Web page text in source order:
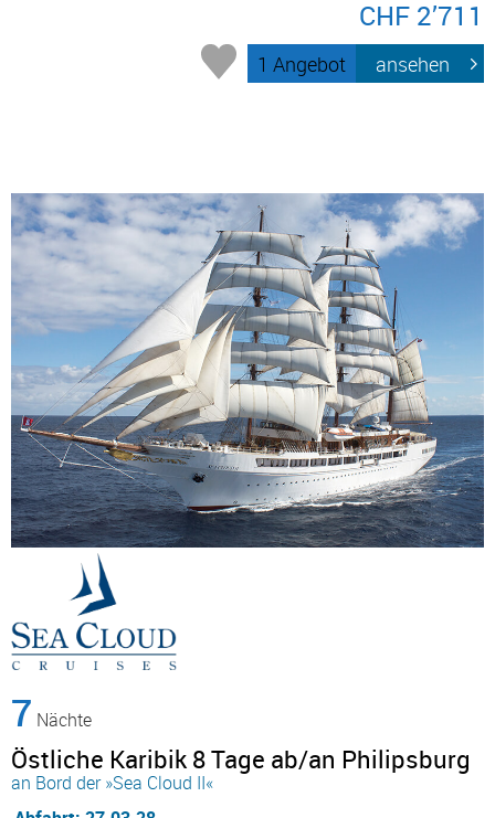
CHF 2’711
1 Angebot ansehen
7 Nächte
Östliche Karibik 8 Tage ab/an Philipsburg
an Bord der »Sea Cloud II«